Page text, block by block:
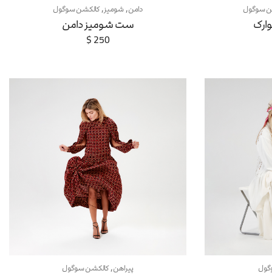
سوگول دامن,شومیز,کالکشن سوگول
ست شومیز دامن
$ 250
پیراهن,کالکشن سوگول